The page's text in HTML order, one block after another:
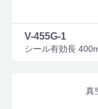
V-455G-1
シール有効長
真